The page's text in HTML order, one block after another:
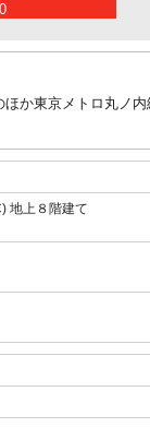
か東京メトロ丸ノ
地上８階建て